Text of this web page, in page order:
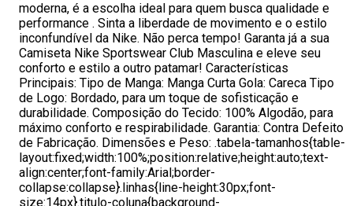
moderna, é a escolha ideal para quem busca qualidade e
performance . Sinta a liberdade de movimento e o estilo
inconfundível da Nike. Não perca tempo! Garanta já a sua
Camiseta Nike Sportswear Club Masculina e eleve seu
conforto e estilo a outro patamar! Características
Principais: Tipo de Manga: Manga Curta Gola: Careca Tipo
de Logo: Bordado, para um toque de sofisticação e
durabilidade. Composição do Tecido: 100% Algodão, para
máximo conforto e respirabilidade. Garantia: Contra Defeito
de Fabricação. Dimensões e Peso: .tabela-tamanhos{table-
layout:fixed;width:100%;position:relative;height:auto;text-
align:center;font-family:Arial;border-
collapse:collapse}.linhas{line-height:30px;font-
size:14px}.titulo-coluna{background-